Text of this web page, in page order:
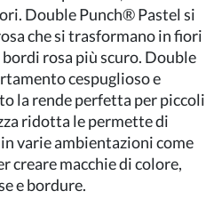
Double Punch® Pastel si
che si trasformano in fiori
rosa più scuro. Double
cespuglioso e
la rende perfetta per piccoli
ridotta le permette di
varie ambientazioni come
creare macchie di colore,
e bordure.